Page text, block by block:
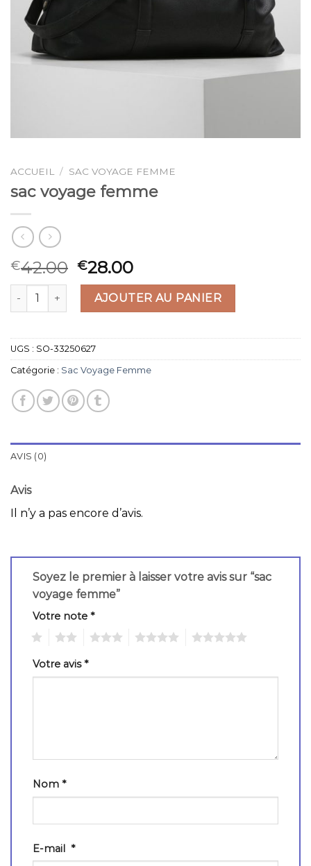
ACCUEIL / SAC VOYAGE FEMME
sac voyage femme
€42.00 €28.00
quantité de sac voyage femme
AJOUTER AU PANIER
UGS : SO-33250627
Catégorie : Sac Voyage Femme
AVIS (0)
Avis
Il n’y a pas encore d’avis.
Soyez le premier à laisser votre avis sur “sac
voyage femme”
Votre note *
Votre avis*
Nom *
E-mail *